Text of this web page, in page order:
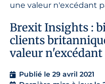
une valeur n'excédant
Brexit Insights :
clients
valeur n'excédant
Publié le 29 avril 2021